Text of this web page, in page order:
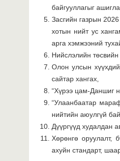
байгууллагыг
Засгийн газрын
хотын нийт ус
арга хэмжээний
Нийслэлийн төсвийн
Олон улсын
сайтар хангах,
“Хүрээ цам-Даншиг
“Улаанбаатар
нийтийн аюулгүй
Дүүргүүд худалдан
Хөрөнгө оруулалт,
ахуйн стандарт,